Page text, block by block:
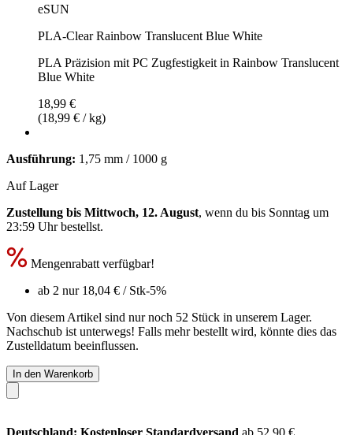
eSUN
PLA-Clear Rainbow Translucent Blue White
PLA Präzision mit PC Zugfestigkeit in Rainbow Translucent
Blue White
18,99 €
(18,99 € / kg)
Ausführung: 1,75 mm / 1000 g
Auf Lager
Zustellung bis Mittwoch, 12. August, wenn du bis Sonntag um
23:59 Uhrbestellst.
Mengenrabatt verfügbar!
ab 2 nur 18,04 € / Stk-5%
Von diesem Artikel sind nur noch 52 Stück in unserem Lager.
Nachschub ist unterwegs! Falls mehr bestellt wird, könnte dies das
Zustelldatum beeinflussen.
In den Warenkorb
Deutschland: Kostenloser Standardversand ab 52,90 €